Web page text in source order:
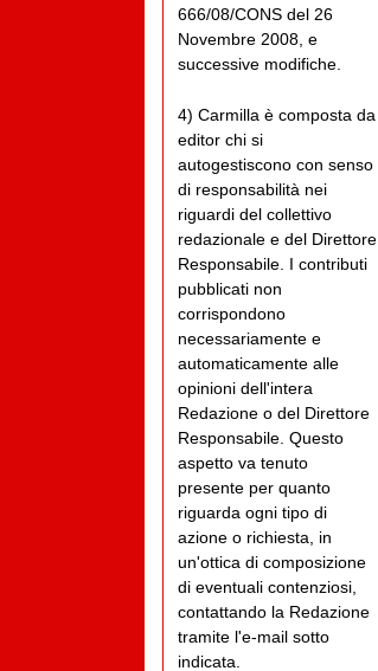
666/08/CONS del 26
Novembre 2008, e
successive modifiche.
4) Carmilla è composta da
editor chi si
autogestiscono con senso
di responsabilità nei
riguardi del collettivo
redazionale e del Direttore
Responsabile. I contributi
pubblicati non
corrispondono
necessariamente e
automaticamente alle
opinioni dell'intera
Redazione o del Direttore
Responsabile. Questo
aspetto va tenuto
presente per quanto
riguarda ogni tipo di
azione o richiesta, in
un'ottica di composizione
di eventuali contenziosi,
contattando la Redazione
tramite l'e-mail sotto
indicata.